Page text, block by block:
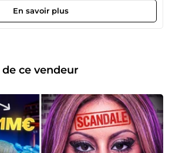
je peux l’accomplir avec vous. En
bénéficierez d’un travail
En savoir plus
ce vendeur